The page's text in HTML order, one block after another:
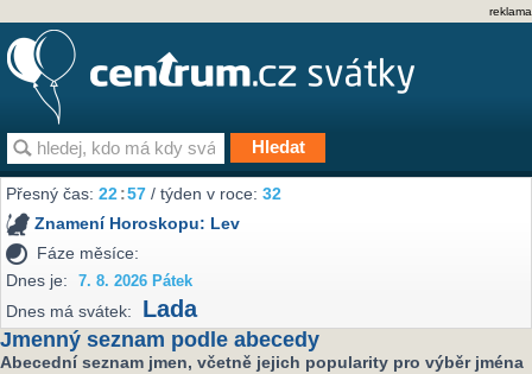
reklama
Přesný čas:22:57 / týden v roce:32
Znamení Horoskopu: Lev
Fáze měsíce:
Dnes je:
7. 8. 2026 Pátek
Dnes má svátek: Lada
Jmenný seznam podle abecedy
Abecední seznam jmen, včetně jejich popularity pro výběr jména